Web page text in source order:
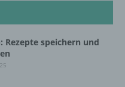
Rezepte speichern und
Identität dieser